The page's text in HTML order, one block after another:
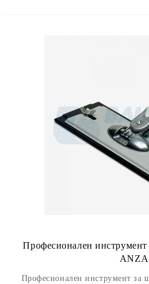
Професионален
ANZA
Професионален инструмент за